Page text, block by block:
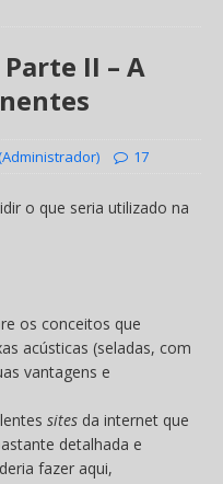
II – A
17
o que seria utilizado na
os conceitos que
acústicas (seladas, com
vantagens e
sites da internet que
detalhada e
fazer aqui,